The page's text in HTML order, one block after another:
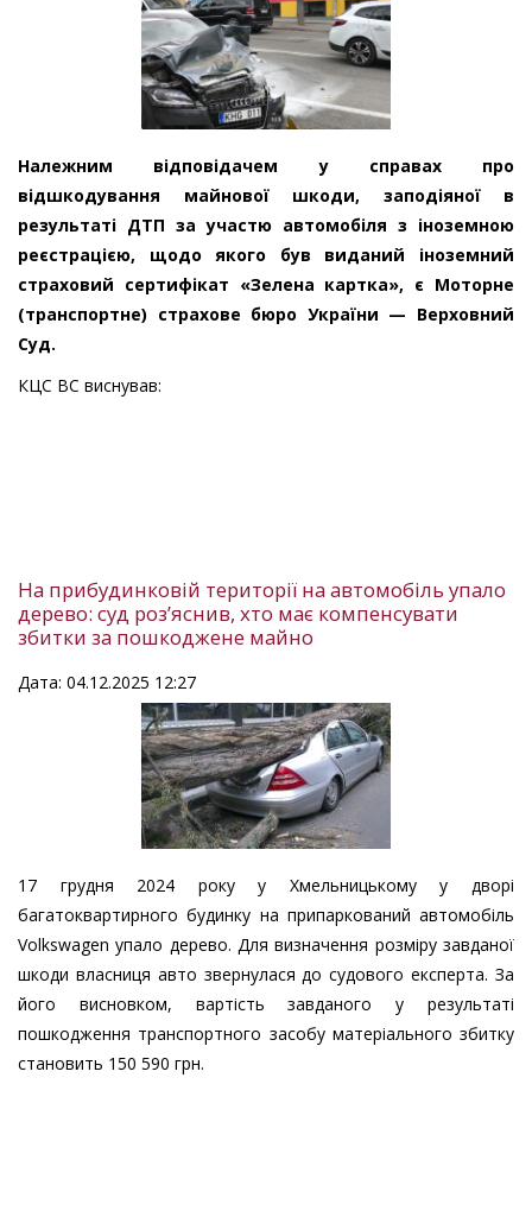
Належним відповідачем у справах про
відшкодування майнової шкоди, заподіяної в
результаті ДТП за участю автомобіля з іноземною
реєстрацією, щодо якого був виданий іноземний
страховий сертифікат «Зелена картка», є Моторне
(транспортне) страхове бюро України — Верховний
Суд.
КЦС ВС виснував:
На прибудинковій території на автомобіль упало
дерево: суд роз’яснив, хто має компенсувати
збитки за пошкоджене майно
Дата: 04.12.2025 12:27
17 грудня 2024 року у Хмельницькому у дворі
багатоквартирного будинку на припаркований автомобіль
Volkswagen упало дерево. Для визначення розміру завданої
шкоди власниця авто звернулася до судового експерта. За
його висновком, вартість завданого у результаті
пошкодження транспортного засобу матеріального збитку
становить 150 590 грн.